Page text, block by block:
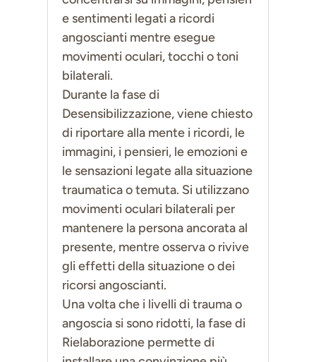
e sentimenti legati a ricordi
angoscianti mentre esegue
movimenti oculari, tocchi o toni
bilaterali.
Durante la fase di
Desensibilizzazione, viene chiesto
di riportare alla mente i ricordi, le
immagini, i pensieri, le emozioni e
le sensazioni legate alla situazione
traumatica o temuta. Si utilizzano
movimenti oculari bilaterali per
mantenere la persona ancorata al
presente, mentre osserva o rivive
gli effetti della situazione o dei
ricorsi angoscianti.
Una volta che i livelli di trauma o
angoscia si sono ridotti, la fase di
Rielaborazione permette di